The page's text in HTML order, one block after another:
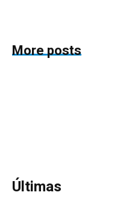
More posts
Últimas